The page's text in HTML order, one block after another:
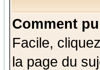
Comment
Facile,
la page du